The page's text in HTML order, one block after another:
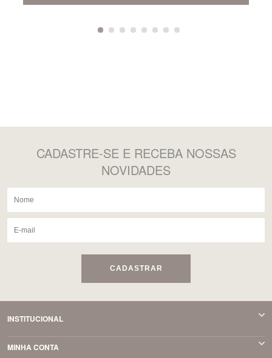
CADASTRE-SE E RECEBA NOSSAS
NOVIDADES
CADASTRAR
INSTITUCIONAL
MINHA CONTA